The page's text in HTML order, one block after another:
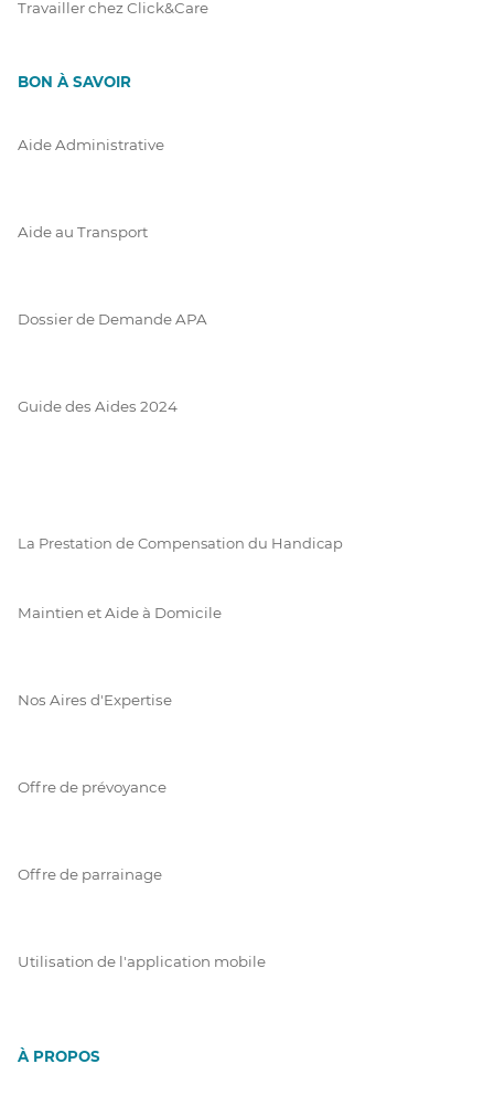
Travailler chez Click&Care
BON À SAVOIR
Aide Administrative
Aide au Transport
Dossier de Demande APA
Guide des Aides 2024
La Prestation de Compensation du Handicap
Maintien et Aide à Domicile
Nos Aires d'Expertise
Offre de prévoyance
Offre de parrainage
Utilisation de l'application mobile
À PROPOS